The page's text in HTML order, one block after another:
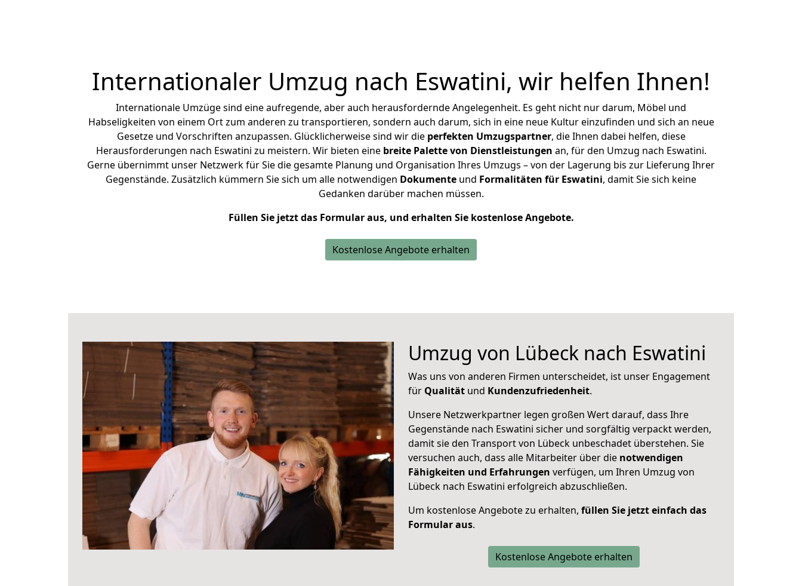
Internationaler Umzug nach Eswatini, wir helfen Ihnen!
Internationale Umzüge sind eine aufregende, aber auch herausfordernde Angelegenheit. Es geht nicht nur darum, Möbel und
Habseligkeiten von einem Ort zum anderen zu transportieren, sondern auch darum, sich in eine neue Kultur einzufinden und sich an neue
Gesetze und Vorschriften anzupassen. Glücklicherweise sind wir die perfekten Umzugspartner, die Ihnen dabei helfen, diese
Herausforderungen nach Eswatini zu meistern. Wir bieten eine breite Palette von Dienstleistungen an, für den Umzug nach Eswatini.
Gerne übernimmt unser Netzwerk für Sie die gesamte Planung und Organisation Ihres Umzugs – von der Lagerung bis zur Lieferung Ihrer
Gegenstände. Zusätzlich kümmern Sie sich um alle notwendigen Dokumente und Formalitäten für Eswatini, damit Sie sich keine
Gedanken darüber machen müssen.
Füllen Sie jetzt das Formular aus, und erhalten Sie kostenlose Angebote.
Kostenlose Angebote erhalten
Umzug von Lübeck nach Eswatini
Was uns von anderen Firmen unterscheidet, ist unser Engagement
für Qualität und Kundenzufriedenheit.
Unsere Netzwerkpartner legen großen Wert darauf, dass Ihre
Gegenstände nach Eswatini sicher und sorgfältig verpackt werden,
damit sie den Transport von Lübeck unbeschadet überstehen. Sie
versuchen auch, dass alle Mitarbeiter über die notwendigen
Fähigkeiten und Erfahrungen verfügen, um Ihren Umzug von
Lübeck nach Eswatini erfolgreich abzuschließen.
Um kostenlose Angebote zu erhalten, füllen Sie jetzt einfach das
Formular aus.
Kostenlose Angebote erhalten